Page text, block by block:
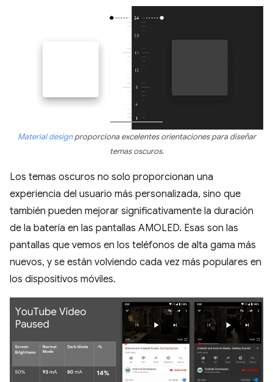
Material designproporciona excelentes orientaciones para diseñar
temas oscuros.
Los temas oscuros no solo proporcionan una
experiencia del usuario más personalizada, sino que
también pueden mejorar significativamente la duración
de la batería en las pantallas AMOLED. Esas son las
pantallas que vemos en los teléfonos de alta gama más
nuevos, y se están volviendo cada vez más populares en
los dispositivos móviles.